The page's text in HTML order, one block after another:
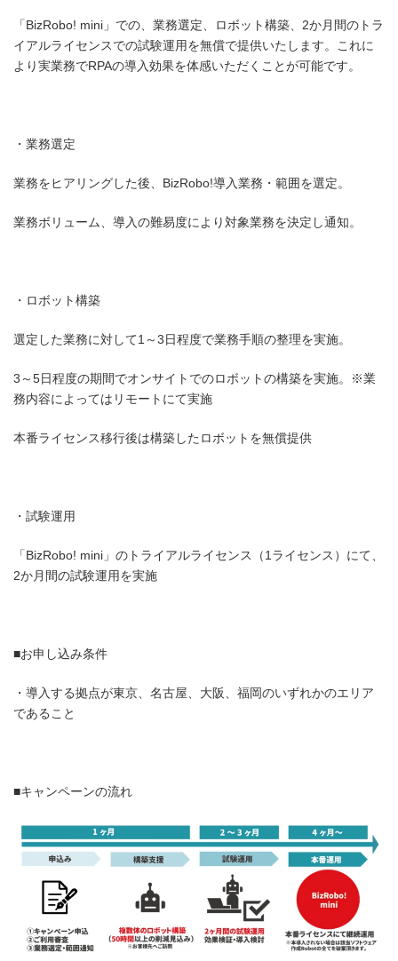
「BizRobo! mini」での、業務選定、ロボット構築、2か月間のトラ
イアルライセンスでの試験運用を無償で提供いたします。これに
より実業務でRPAの導入効果を体感いただくことが可能です。
・業務選定
業務をヒアリングした後、BizRobo!導入業務・範囲を選定。
業務ボリューム、導入の難易度により対象業務を決定し通知。
・ロボット構築
選定した業務に対して1～3日程度で業務手順の整理を実施。
3～5日程度の期間でオンサイトでのロボットの構築を実施。※業
務内容によってはリモートにて実施
本番ライセンス移行後は構築したロボットを無償提供
・試験運用
「BizRobo! mini」のトライアルライセンス（1ライセンス）にて、
2か月間の試験運用を実施
■お申し込み条件
・導入する拠点が東京、名古屋、大阪、福岡のいずれかのエリア
であること
■キャンペーンの流れ